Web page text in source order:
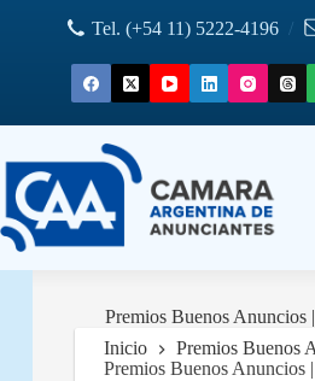
Tel. (+54 11) 5222-4196 /
Premios Buenos Anuncios
Inicio
Premios Buenos
Premios Buenos Anuncios